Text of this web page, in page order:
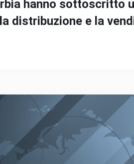
hanno sottoscritto
distribuzione e la